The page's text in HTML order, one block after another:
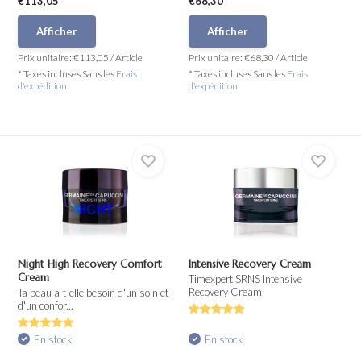
Afficher
Prix unitaire:€113,05 /Article
* Taxes incluses Sans les Frais
d'expédition
Afficher
Prix unitaire: €68,30 /Article
* Taxes incluses Sans les Frais
d'expédition
Night High Recovery Comfort
Cream
Ta peau a-t-elle besoin d'un soin et
d'un confor...
En stock
Intensive Recovery Cream
Timexpert SRNS Intensive
Recovery Cream
En stock